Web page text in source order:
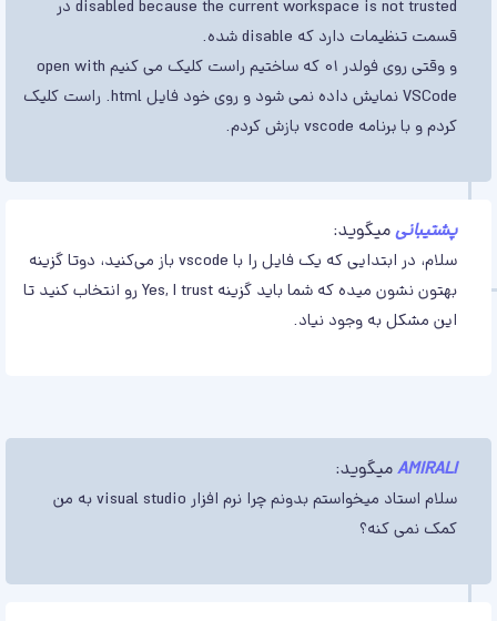
disabled because the current workspace is not trusted در
قسمت تنظیمات دارد که disable شده.
و وقتی روی فولدر 01 که ساختیم راست کلیک می کنیم open with
VSCode نمایش داده نمی شود و روی خود فایل html. راست کلیک
کردم و با برنامه vscode بازش کردم.
پشتیبانیمیگوید:
سلام، در ابتدایی که یک فایل را با vscode باز می‌کنید، دوتا گزینه
بهتون نشون میده که شما باید گزینه Yes, I trust رو انتخاب کنید تا
این مشکل به وجود نیاد.
AMIRALIمیگوید:
سلام استاد میخواستم بدونم چرا نرم افزار visual studio به من
کمک نمی کنه؟